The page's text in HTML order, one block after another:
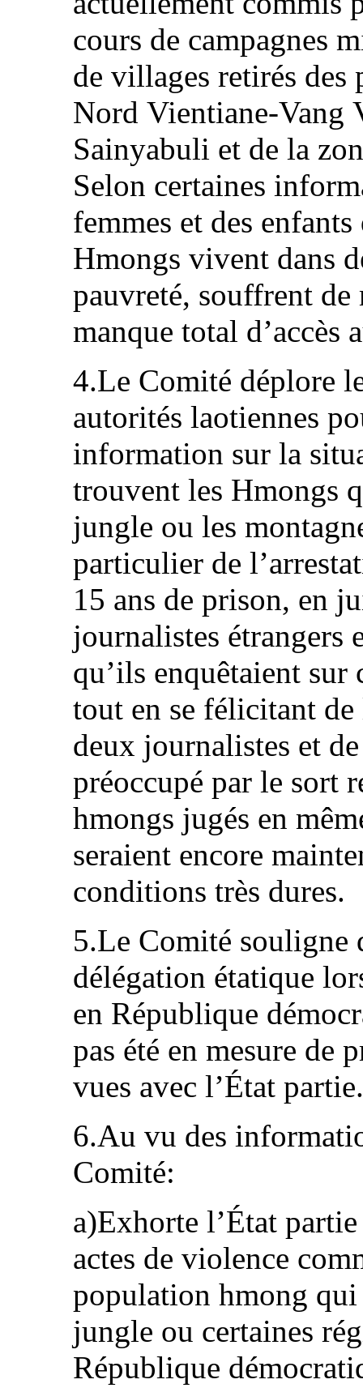
cours de campagnes
de villages retirés
Nord Vientiane‑Vang
Sainyabuli et de la
Selon certaines
femmes et des
Hmongs vivent dans
pauvreté, souffrent
manque total d’accès
4.Le Comité déplore
autorités laotiennes
information sur la
trouvent les Hmongs
jungle ou les
particulier de
15 ans de prison, en
journalistes étrangers
qu’ils enquêtaient
tout en se félicitant
deux journalistes et
préoccupé par le sort
hmongs jugés en
seraient encore
conditions très dures.
5.Le Comité souligne
délégation étatique
en République
pas été en mesure de
vues avec l’État partie.
6.Au vu des
Comité:
a)Exhorte l’État
actes de violence
population hmong
jungle ou certaines
République